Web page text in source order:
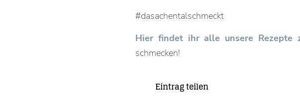
#dasachentalschmeckt
Hier findet ihr alle unsere Rezepte
schmecken!
Eintrag teilen